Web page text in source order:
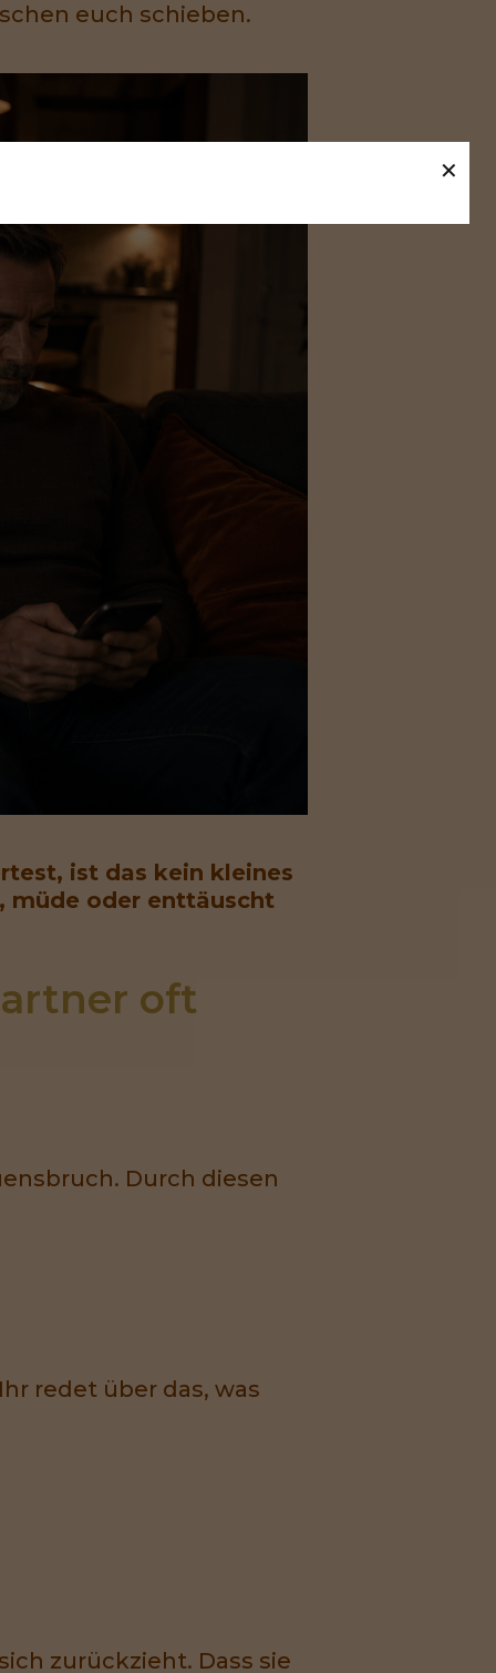
euch schieben.
ist das kein kleines
müde oder enttäuscht
oft
Durch diesen
redet über das, was
zurückzieht. Dass sie
✕